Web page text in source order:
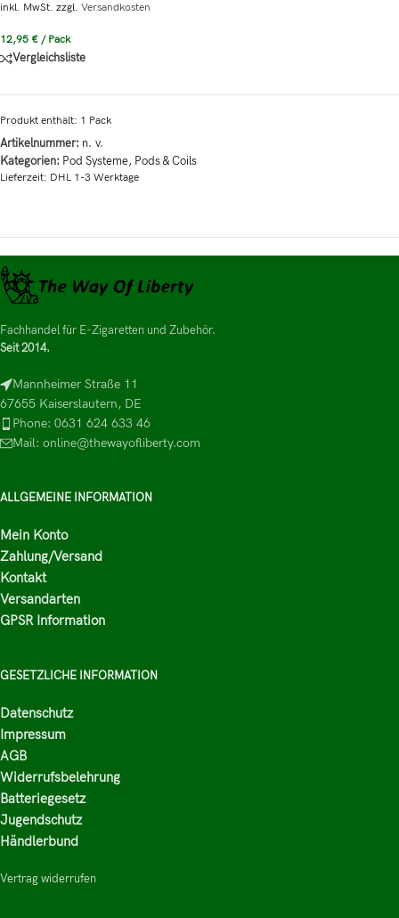
inkl. MwSt. zzgl. Versandkosten
12,95 € / Pack
Vergleichsliste
Produkt enthält: 1 Pack
Artikelnummer: n. v.
Kategorien: Pod Systeme, Pods & Coils
Lieferzeit: DHL 1-3 Werktage
Fachhandel für E-Zigaretten und Zubehör.
Seit 2014.
Mannheimer Straße 11
67655 Kaiserslautern, DE
Phone: 0631 624 633 46
Mail: online@thewayofliberty.com
ALLGEMEINE INFORMATION
Mein Konto
Zahlung/Versand
Kontakt
Versandarten
GPSR Information
GESETZLICHE INFORMATION
Datenschutz
Impressum
AGB
Widerrufsbelehrung
Batteriegesetz
Jugendschutz
Händlerbund
Vertrag widerrufen